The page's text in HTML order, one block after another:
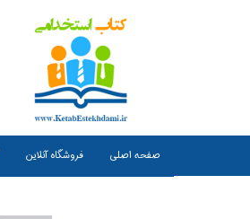
صفحه اصلی فروشگاه آنلاین